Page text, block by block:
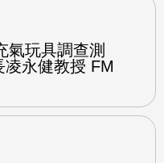
氣玩具調查測
永健教授 FM